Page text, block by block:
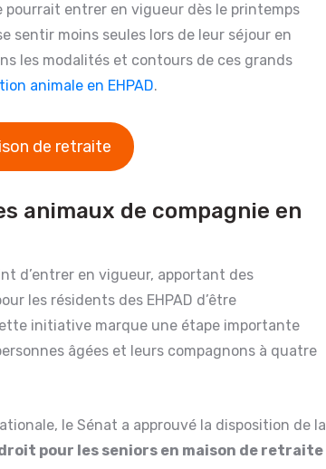
entrer en vigueur dès le printemps
sentir moins seules lors de leur séjour en
les modalités et contours de ces grands
animale en EHPAD.
de retraite
animaux de compagnie en
d’entrer en vigueur, apportant des
les résidents des EHPAD d’être
initiative marque une étape importante
âgées et leurs compagnons à quatre
le Sénat a approuvé la disposition de la
pour les seniors en maison de retraite